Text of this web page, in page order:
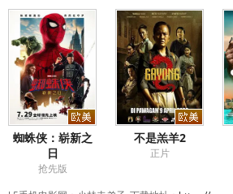
蜘蛛侠：崭新之
日
抢先版
不是羔羊2
正片